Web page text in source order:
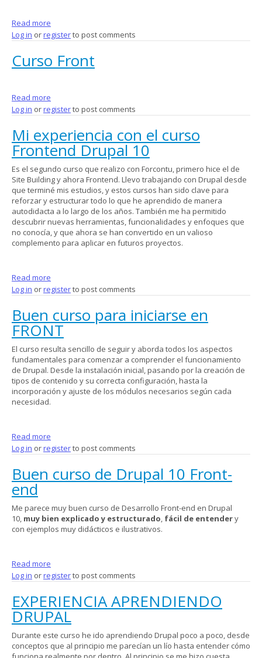
Read more
Drupal
Log in orregisterto post comments
Curso Front
Read more
Log in orregisterto post comments
Mi experiencia con el curso
Frontend Drupal 10
Es el segundo curso que realizo con Forcontu, primero hice el de
Site Building y ahora Frontend. Llevo trabajando con Drupal desde
que terminé mis estudios, y estos cursos han sido clave para
reforzar y estructurar todo lo que he aprendido de manera
autodidacta a lo largo de los años. También me ha permitido
descubrir nuevas herramientas, funcionalidades y enfoques que
no conocía, y que ahora se han convertido en un valioso
complemento para aplicar en futuros proyectos.
Read more
Log in orregisterto post comments
Buen curso para iniciarse en
FRONT
El curso resulta sencillo de seguir y aborda todos los aspectos
fundamentales para comenzar a comprender el funcionamiento
de Drupal. Desde la instalación inicial, pasando por la creación de
tipos de contenido y su correcta configuración, hasta la
incorporación y ajuste de los módulos necesarios según cada
necesidad.
Read more
Log in orregisterto post comments
Buen curso de Drupal 10 Front-
end
Me parece muy buen curso de Desarrollo Front-end en Drupal
10, muy bien explicado y estructurado fácil de entendery
con ejemplos muy didácticos e ilustrativos.
Read more
Log in orregisterto post comments
EXPERIENCIA APRENDIENDO
DRUPAL
Durante este curso he ido aprendiendo Drupal poco a poco, desde
conceptos que al principio me parecían un lío hasta entender cómo